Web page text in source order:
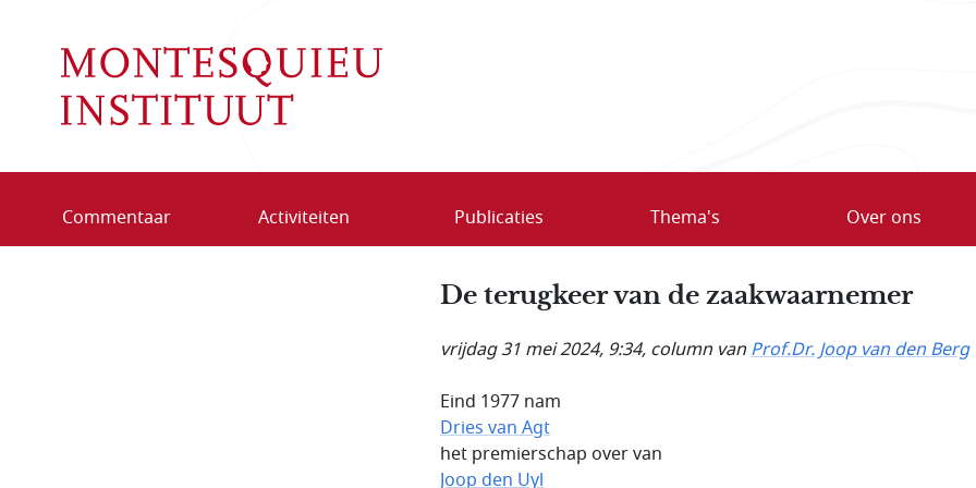
Commentaar Activiteiten Publicaties Thema's Over ons
De terugkeer van de zaakwaarnemer
vrijdag 31 mei 2024, 9:34, column vanProf.Dr. Joop van den Berg
Eind 1977 nam
Dries van Agt
het premierschap over van
Joop den Uyl